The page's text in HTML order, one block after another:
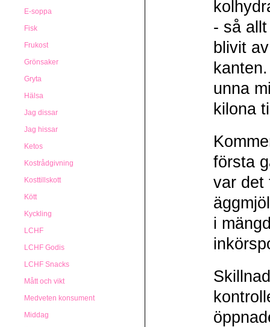
E-soppa
Fisk
Frukost
Grönsaker
Gryta
Hälsa
Jag dissar
Jag hissar
Ketos
Kostrådgivning
Kosttillskott
Kött
Kyckling
LCHF
LCHF Godis
LCHF Snacks
Mått och vikt
Medveten konsument
Middag
- så
blivit
unna
kilona
första
var det
i